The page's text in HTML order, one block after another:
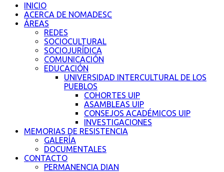
INICIO
ACERCA DE NOMADESC
ÁREAS
REDES
SOCIOCULTURAL
SOCIOJURÍDICA
COMUNICACIÓN
EDUCACIÓN
UNIVERSIDAD INTERCULTURAL DE LOS
PUEBLOS
COHORTES UIP
ASAMBLEAS UIP
CONSEJOS ACADÉMICOS UIP
INVESTIGACIONES
MEMORIAS DE RESISTENCIA
GALERÍA
DOCUMENTALES
CONTACTO
PERMANENCIA DIAN